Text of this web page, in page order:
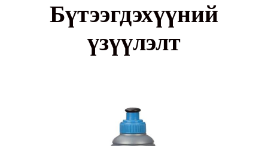
Бүтээгдэхүүний
үзүүлэлт